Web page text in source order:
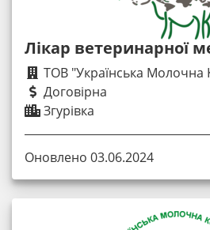
Лікар ветеринарної
ТОВ "Українська Молочна
Договірна
Згурівка
Оновлено 03.06.2024